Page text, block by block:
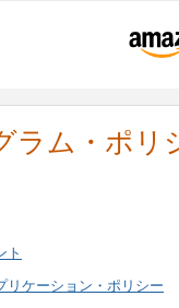
ラム・ポリ
ト
リケーション・ポリシー